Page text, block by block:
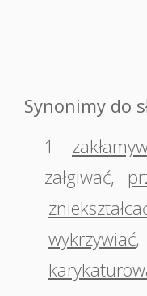
Synonimy do
1.
załgiwać,
wykrzywiać,